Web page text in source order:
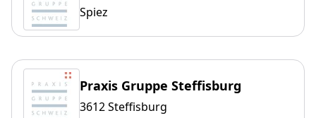
Spiez
Praxis Gruppe Steffisburg
3612 Steffisburg